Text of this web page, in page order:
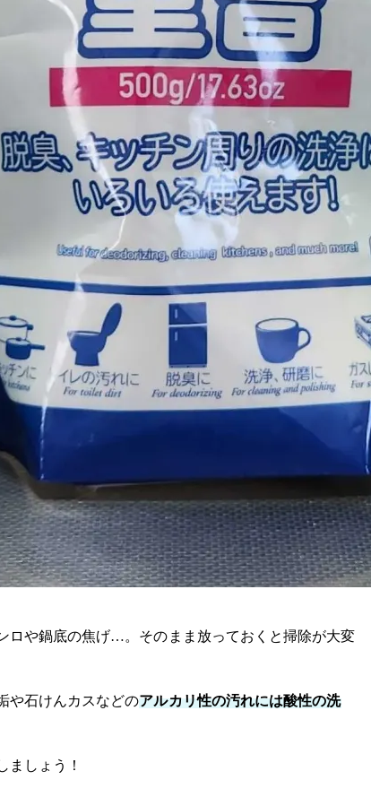
ロや鍋底の焦げ…。そのまま放っておくと掃除が大変
や石けんカスなどのアルカリ性の汚れには酸性の洗
しょう！